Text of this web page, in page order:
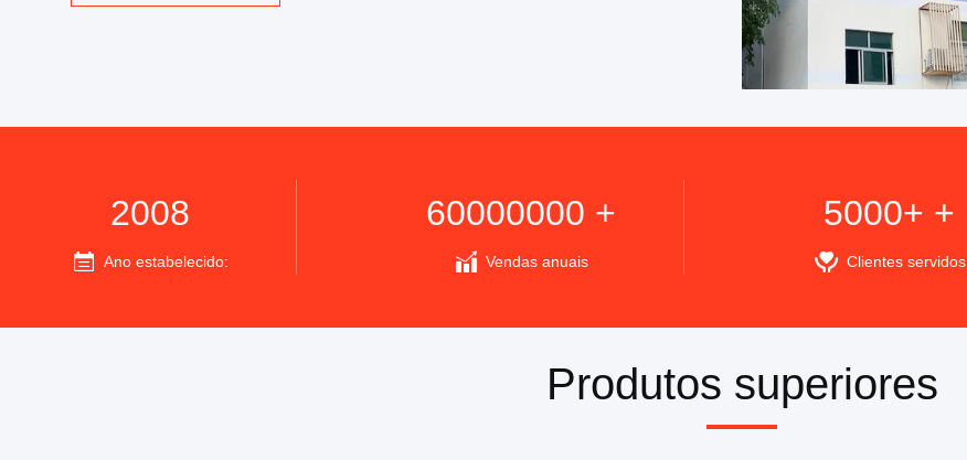
2008
Ano estabelecido:
60000000 +
Vendas anuais
5000+ +
Clientes servidos
Produtos superiores